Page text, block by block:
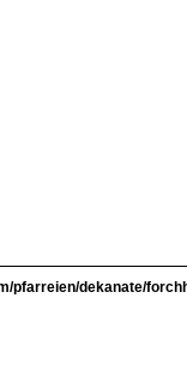
pfarreien/dekanate/